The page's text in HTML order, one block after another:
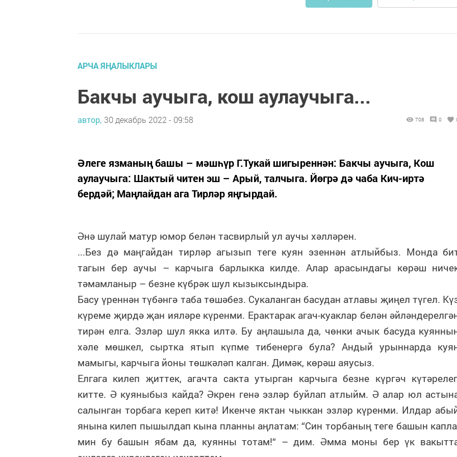
АРЧА ЯҢАЛЫКЛАРЫ
Бакчы аучыга, кош аулаучыга...
автор, 30 декабрь 2022 - 09:58 708 0
Әлеге язманың башы – мәшһүр Г.Тукай шигыреннән: Бакчы аучыга, Кош
аулаучыга: Шактый читен эш – Арый, талчыга. Йөгрә дә чаба Кич-иртә
бердәй; Маңлайдан ага Тирләр яңгырдай.
Әнә шулай матур юмор белән тасвирлый ул аучы хәлләрен.
...Без дә маңгайдан тирләр агызып теге куян эзеннән атлыйбыз. Монда
тагын бер аучы – карчыга барлыкка килде. Алар арасындагы көрәш
тәмамланыр – безне күбрәк шул кызыксындыра.
Басу үреннән түбәнгә таба төшәбез. Сукаланган басудан атлавы җиңел түгел.
күреме җирдә җан ияләре күренми. Ерактарак агач-куаклар белән
тирән елга. Эзләр шул якка илтә. Бу аңлашыла да, чөнки ачык басуда
хәле мөшкел, сыртка ятып күпме тибенергә була? Андый урыннарда
мамыгы, карчыга йоны төшкәләп калган. Димәк, көрәш аяусыз.
Елгага килеп җиттек, агачта сакта утырган карчыга безне күргәч
китте. Ә куяныбыз кайда? Әкрен генә эзләр буйлап атлыйм. Ә алар юл
салынган торбага кереп китә! Икенче яктан чыккан эзләр күренми. Илдар
янына килеп пышылдап кына планны аңлатам: “Син торбаның теге башын
мин бу башын ябам да, куянны тотам!“ – дим. Әмма моны бер үк